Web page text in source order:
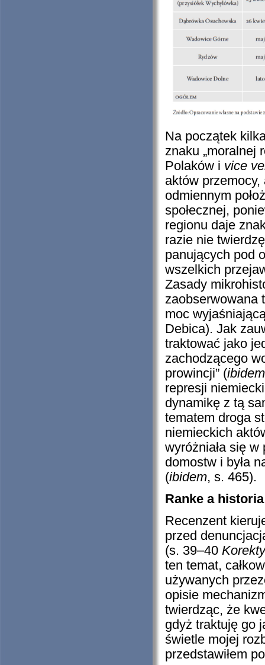
Na początek
znaku „moralnej
Polaków i vice
aktów
odmiennym
społecznej,
regionu daje
razie nie
panujących pod
wszelkich
Zasady
zaobserwowana
moc
Debica). Jak
traktować jako
zachodzącego
prowincji” (ibidem
represji
dynamikę z tą
tematem droga
niemieckich
wyróżniała się w
domostw i była
(ibidem, s. 465).
Ranke a
Recenzent
przed
(s. 39–40
ten temat,
używanych
opisie
twierdząc, że
gdyż traktuję go
świetle mojej
przedstawiłem